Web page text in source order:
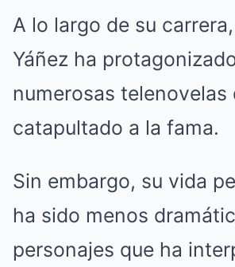
A lo largo de su
Yáñez ha
numerosas telenovelas
catapultado a la fama.
Sin embargo, su vida
ha sido menos
personajes que ha